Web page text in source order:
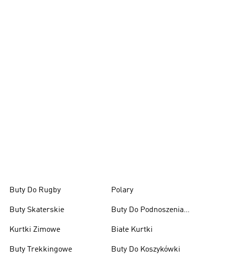
Buty Do Rugby
Buty Skaterskie
Kurtki Zimowe
Buty Trekkingowe
Polary
Buty Do Podnoszenia
Białe Kurtki
Buty Do Koszykówki